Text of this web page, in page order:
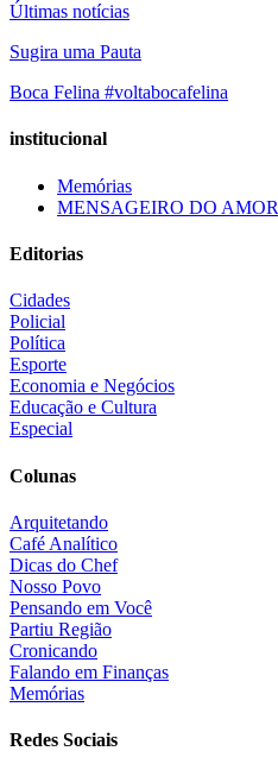
Últimas notícias
Sugira uma Pauta
Boca Felina #voltabocafelina
institucional
Memórias
MENSAGEIRO DO AMOR
Editorias
Cidades
Policial
Política
Esporte
Economia e Negócios
Educação e Cultura
Especial
Colunas
Arquitetando
Café Analítico
Dicas do Chef
Nosso Povo
Pensando em Você
Partiu Região
Cronicando
Falando em Finanças
Memórias
Redes Sociais